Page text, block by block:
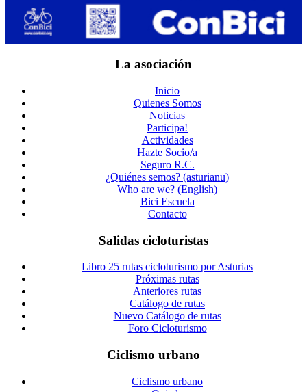
La asociación
Inicio
Quienes Somos
Noticias
Participa!
Actividades
Hazte Socio/a
Seguro R.C.
¿Quiénes semos? (asturianu)
Who are we? (English)
Bici Escuela
Contacto
Salidas cicloturistas
Libro 25 rutas cicloturismo por Asturias
Próximas rutas
Anteriores rutas
Catálogo de rutas
Nuevo Catálogo de rutas
Foro Cicloturismo
Ciclismo urbano
Ciclismo urbano